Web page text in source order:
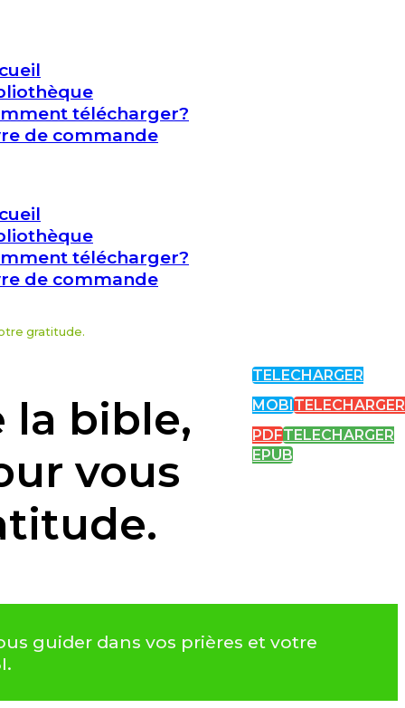
télécharger?
de commande
télécharger?
de commande
gratitude.
la bible,
vous
TELECHARGER
MOBITELECHARGER
PDFTELECHARGER
EPUB
guider dans vos prières et votre